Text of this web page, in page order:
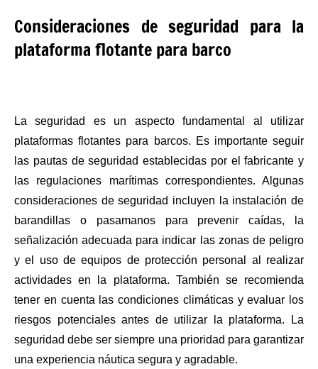
Consideraciones de seguridad para la
plataforma flotante para barco
La seguridad es un aspecto fundamental al utilizar
plataformas flotantes para barcos. Es importante seguir
las pautas de seguridad establecidas por el fabricante y
las regulaciones marítimas correspondientes. Algunas
consideraciones de seguridad incluyen la instalación de
barandillas o pasamanos para prevenir caídas, la
señalización adecuada para indicar las zonas de peligro
y el uso de equipos de protección personal al realizar
actividades en la plataforma. También se recomienda
tener en cuenta las condiciones climáticas y evaluar los
riesgos potenciales antes de utilizar la plataforma. La
seguridad debe ser siempre una prioridad para garantizar
una experiencia náutica segura y agradable.